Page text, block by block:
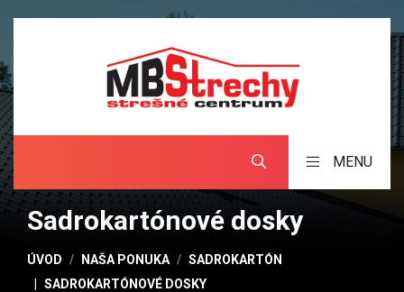
MENU
Sadrokartónové dosky
ÚVOD NAŠA PONUKA
SADROKARTÓN
SADROKARTÓNOVÉ DOSKY